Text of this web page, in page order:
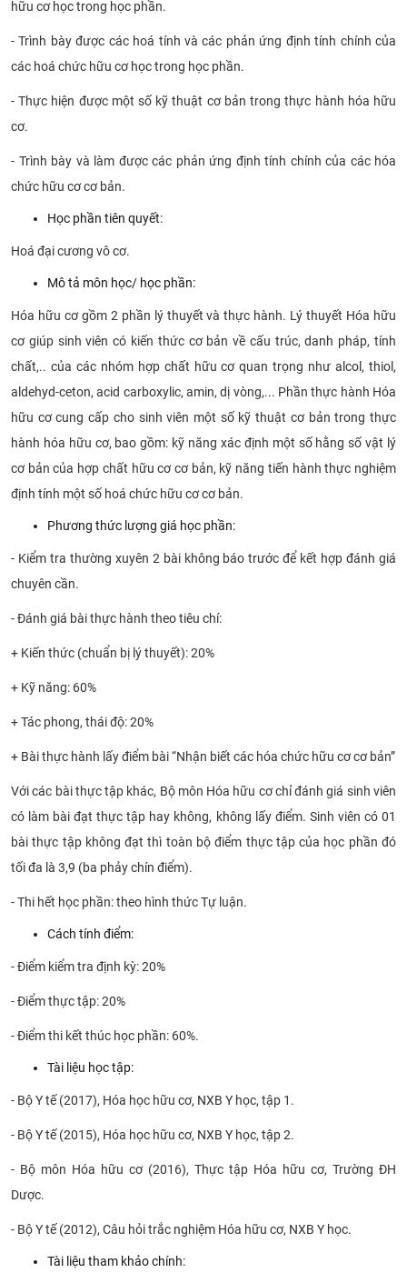
hữu cơ học trong học phần.
- Trình bày được các hoá tính và các phản ứng định tính chính của
các hoá chức hữu cơ học trong học phần.
- Thực hiện được một số kỹ thuật cơ bản trong thực hành hóa hữu
cơ.
- Trình bày và làm được các phản ứng định tính chính của các hóa
chức hữu cơ cơ bản.
Học phần tiên quyết:
Hoá đại cương vô cơ.
Mô tả môn học/ học phần:
Hóa hữu cơ gồm 2 phần lý thuyết và thực hành. Lý thuyết Hóa hữu
cơ giúp sinh viên có kiến thức cơ bản về cấu trúc, danh pháp, tính
chất,.. của các nhóm hợp chất hữu cơ quan trọng như alcol, thiol,
aldehyd-ceton, acid carboxylic, amin, dị vòng,... Phần thực hành Hóa
hữu cơ cung cấp cho sinh viên một số kỹ thuật cơ bản trong thực
hành hóa hữu cơ, bao gồm: kỹ năng xác định một số hằng số vật lý
cơ bản của hợp chất hữu cơ cơ bản, kỹ năng tiến hành thực nghiệm
định tính một số hoá chức hữu cơ cơ bản.
Phương thức lượng giá học phần:
- Kiểm tra thường xuyên 2 bài không báo trước để kết hợp đánh giá
chuyên cần.
- Đánh giá bài thực hành theo tiêu chí:
+ Kiến thức (chuẩn bị lý thuyết): 20%
+ Kỹ năng: 60%
+ Tác phong, thái độ: 20%
+ Bài thực hành lấy điểm bài “Nhận biết các hóa chức hữu cơ cơ bản”
Với các bài thực tập khác, Bộ môn Hóa hữu cơ chỉ đánh giá sinh viên
có làm bài đạt thực tập hay không, không lấy điểm. Sinh viên có 01
bài thực tập không đạt thì toàn bộ điểm thực tập của học phần đó
tối đa là 3,9 (ba phảy chín điểm).
- Thi hết học phần: theo hình thức Tự luận.
Cách tính điểm:
- Điểm kiểm tra định kỳ: 20%
- Điểm thực tập: 20%
- Điểm thi kết thúc học phần: 60%.
Tài liệu học tập:
- Bộ Y tế (2017), Hóa học hữu cơ, NXB Y học, tập 1.
- Bộ Y tế (2015), Hóa học hữu cơ, NXB Y học, tập 2.
- Bộ môn Hóa hữu cơ (2016), Thực tập Hóa hữu cơ, Trường ĐH
Dược.
- Bộ Y tế (2012), Câu hỏi trắc nghiệm Hóa hữu cơ, NXB Y học.
​Tài liệu tham khảo chính: